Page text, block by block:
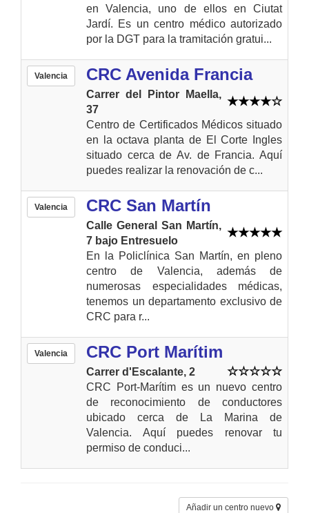
en Valencia, uno de ellos en Ciutat
Jardí. Es un centro médico autorizado
por la DGT para la tramitación gratui...
Valencia CRC Avenida Francia
Carrer del Pintor Maella,
37
Centro de Certificados Médicos situado
en la octava planta de El Corte Ingles
situado cerca de Av. de Francia. Aquí
puedes realizar la renovación de c...
Valencia CRC San Martín
Calle General San Martín,
7 bajo Entresuelo
En la Policlínica San Martín, en pleno
centro de Valencia, además de
numerosas especialidades médicas,
tenemos un departamento exclusivo de
CRC para r...
Valencia CRC Port Marítim
Carrer d'Escalante, 2
CRC Port-Marítim es un nuevo centro
de reconocimiento de conductores
ubicado cerca de La Marina de
Valencia. Aquí puedes renovar tu
permiso de conduci...
Añadir un centro nuevo